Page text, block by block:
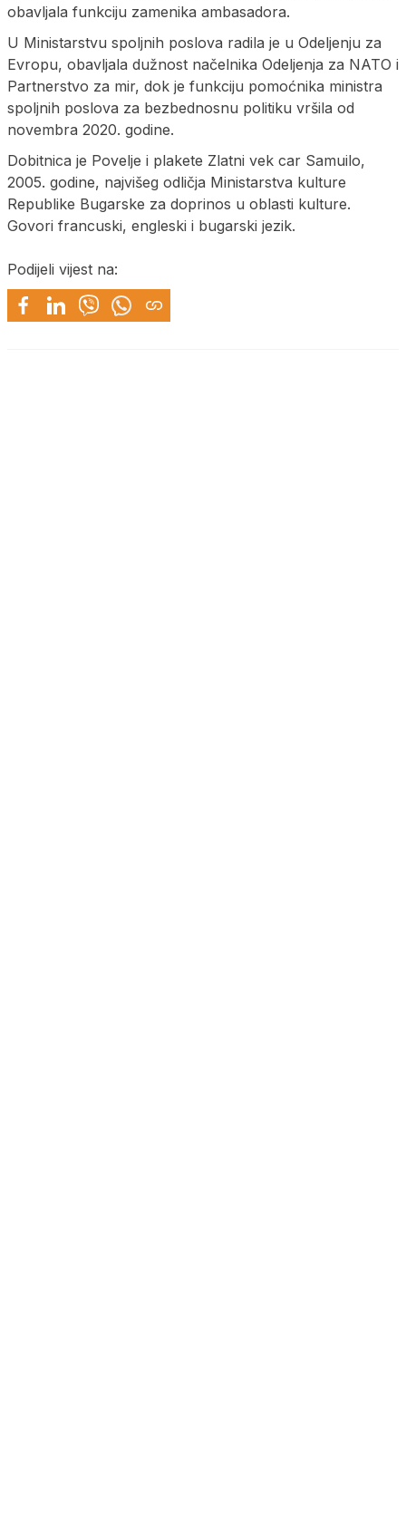
obavljala funkciju zamenika ambasadora.
U Ministarstvu spoljnih poslova radila je u Odeljenju za
Evropu, obavljala dužnost načelnika Odeljenja za NATO i
Partnerstvo za mir, dok je funkciju pomoćnika ministra
spoljnih poslova za bezbednosnu politiku vršila od
novembra 2020. godine.
Dobitnica je Povelje i plakete Zlatni vek car Samuilo,
2005. godine, najvišeg odličja Ministarstva kulture
Republike Bugarske za doprinos u oblasti kulture.
Govori francuski, engleski i bugarski jezik.
Podijeli vijest na: